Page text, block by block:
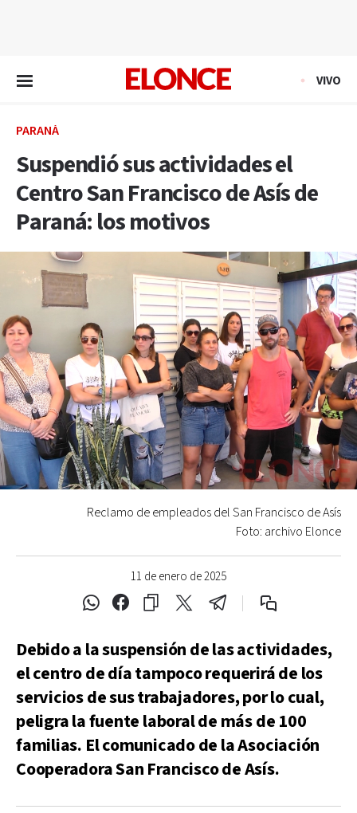
VIVO
PARANÁ
Suspendió sus actividades el
Centro San Francisco de Asís de
Paraná: los motivos
11 de enero de 2025
Reclamo de empleados del San Francisco de Asís
Foto: archivo Elonce
Debido a la suspensión de las actividades,
el centro de día tampoco requerirá de los
servicios de sus trabajadores, por lo cual,
peligra la fuente laboral de más de 100
familias. El comunicado de la Asociación
Cooperadora San Francisco de Asís.